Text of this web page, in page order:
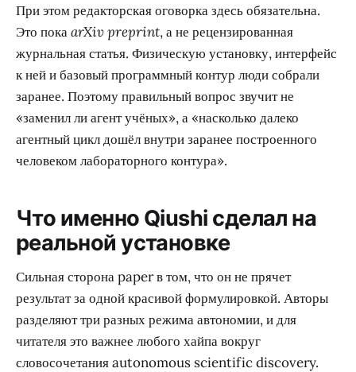
При этом редакторская оговорка здесь обязательна.
Это покаarXiv preprint, а не рецензированная
журнальная статья. Физическую установку, интерфейс
к ней и базовый программный контур люди собрали
заранее. Поэтому правильный вопрос звучит не
«заменил ли агент учёных», а «насколько далеко
агентный цикл дошёл внутри заранее построенного
человеком лабораторного контура».
Что именно Qiushi сделал на
реальной установке
Сильная сторона paper в том, что он не прячет
результат за одной красивой формулировкой. Авторы
разделяют три разных режима автономии, и для
читателя это важнее любого хайпа вокруг
словосочетания autonomous scientific discovery.